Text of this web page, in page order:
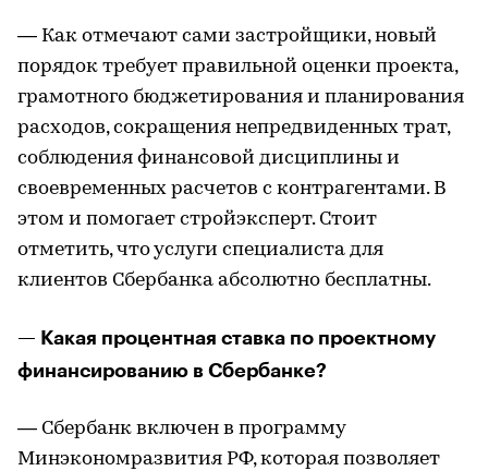
— Как отмечают сами застройщики, новый
порядок требует правильной оценки проекта,
грамотного бюджетирования и планирования
расходов, сокращения непредвиденных трат,
соблюдения финансовой дисциплины и
своевременных расчетов с контрагентами. В
этом и помогает стройэксперт. Стоит
отметить, что услуги специалиста для
клиентов Сбербанка абсолютно бесплатны.
— Какая процентная ставка по проектному
финансированию в Сбербанке?
— Сбербанк включен в программу
Минэкономразвития РФ, которая позволяет